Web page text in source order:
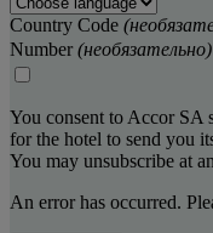
Country Code
Number (необязательно)
You consent to Accor SA
for the hotel to send you
You may unsubscribe at
An error has occurred.